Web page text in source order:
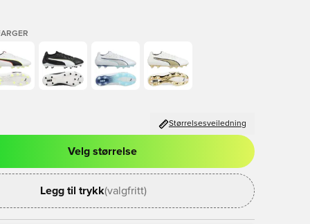
Størrelsesveiledning
for å logge inn eller registrere deg som medlem
Velg størrelse
Legg til trykk(valgfritt)